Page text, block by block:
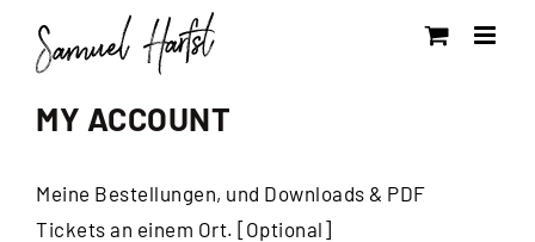
Inhalt
MY ACCOUNT
Meine Bestellungen, und Downloads & PDF
Tickets an einem Ort. [Optional]